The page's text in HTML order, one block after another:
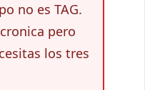
no es TAG.
pero
los tres